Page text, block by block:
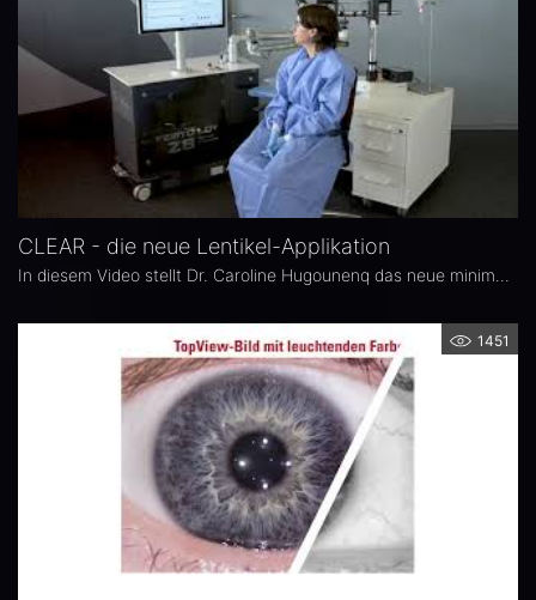
CLEAR - die neue Lentikel-Applikation
In diesem Video stellt Dr. Caroline Hugounenq das neue minimalinvasive Lentikelverfahren "CLEAR" auf dem FEMTO LDV Z8 vor. Dabei handelt es sich um eine von Ziemer entwickelte Methode der Lentikelextraktion.
1451